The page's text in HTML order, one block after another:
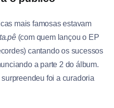
mais famosas estavam
(com quem lançou o EP
cantando os sucessos
a parte 2 do álbum.
foi a curadoria